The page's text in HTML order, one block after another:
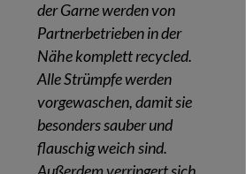
der Garne werden von
Partnerbetrieben in der
Nähe komplett recycled.
Alle Strümpfe werden
vorgewaschen, damit sie
besonders sauber und
flauschig weich sind.